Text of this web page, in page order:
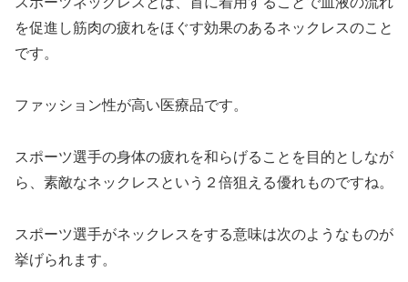
を促進し筋肉の疲れをほぐす効果のあるネックレスのこと
です。
ファッション性が高い医療品です。
スポーツ選手の身体の疲れを和らげることを目的としなが
ら、素敵なネックレスという２倍狙える優れものですね。
スポーツ選手がネックレスをする意味は次のようなものが
挙げられます。